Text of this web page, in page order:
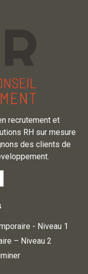
recrutement et
RH sur mesure
des clients de
- Niveau 1
– Niveau 2